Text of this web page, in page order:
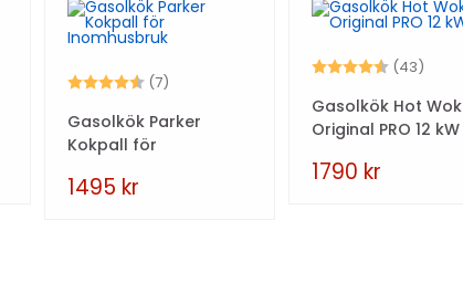
Betyg: (7)
Gasolkök Parker
Kokpall för
1495 kr
Betyg: (43)
Gasolkök Hot Wok
Original PRO 12 kW
1790 kr